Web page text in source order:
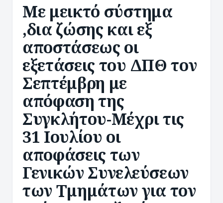
Με μεικτό σύστημα
,δια ζώσης και εξ
αποστάσεως οι
εξετάσεις του ΔΠΘ τον
Σεπτέμβρη με
απόφαση της
Συγκλήτου-Μέχρι τις
31 Ιουλίου οι
αποφάσεις των
Γενικών Συνελεύσεων
των Τμημάτων για τον